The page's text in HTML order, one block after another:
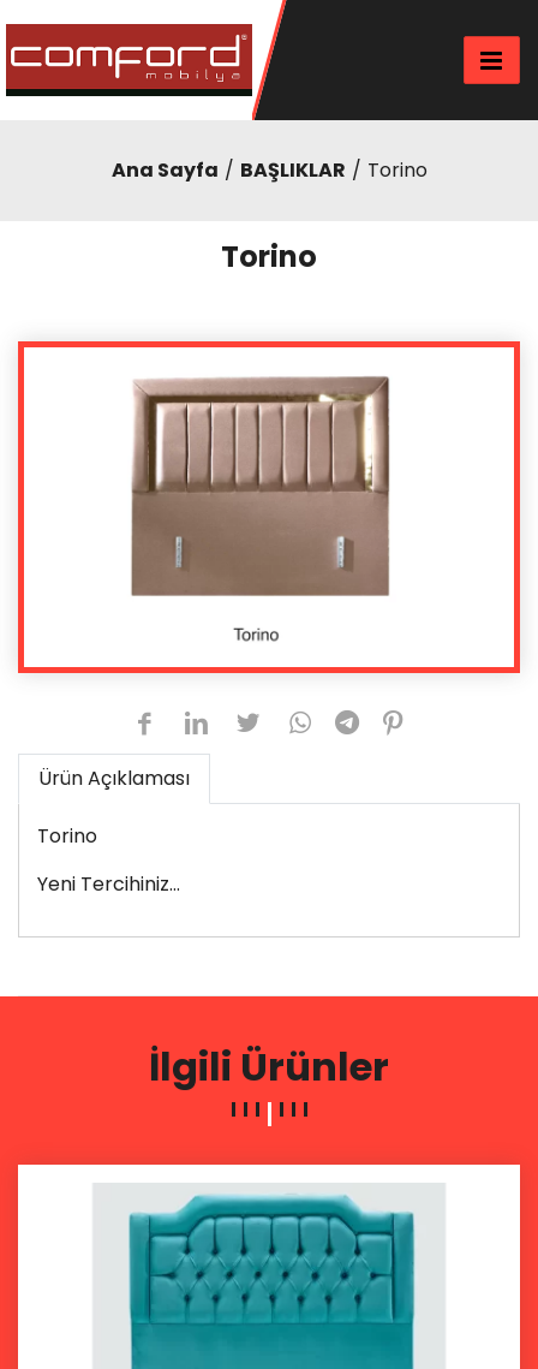
Ana Sayfa BAŞLIKLAR Torino
Torino
Ürün Açıklaması
Torino
Yeni Tercihiniz...
İlgili Ürünler